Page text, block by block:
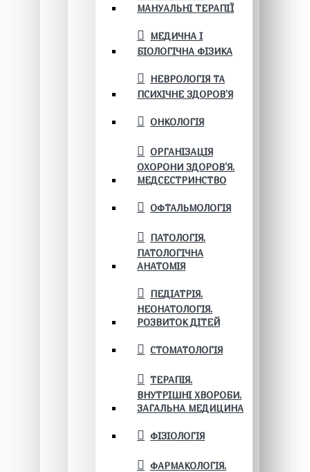
МАНУАЛЬНІ ТЕРАПІЇ
МЕДИЧНА І
БІОЛОГІЧНА ФІЗИКА
НЕВРОЛОГІЯ ТА
ПСИХІЧНЕ ЗДОРОВ’Я
ОНКОЛОГІЯ
ОРГАНІЗАЦІЯ
ОХОРОНИ ЗДОРОВ'Я.
МЕДСЕСТРИНСТВО
ОФТАЛЬМОЛОГІЯ
ПАТОЛОГІЯ.
ПАТОЛОГІЧНА
АНАТОМІЯ
ПЕДІАТРІЯ.
НЕОНАТОЛОГІЯ.
РОЗВИТОК ДІТЕЙ
СТОМАТОЛОГІЯ
ТЕРАПІЯ.
ВНУТРІШНІ ХВОРОБИ.
ЗАГАЛЬНА МЕДИЦИНА
ФІЗІОЛОГІЯ
ФАРМАКОЛОГІЯ.